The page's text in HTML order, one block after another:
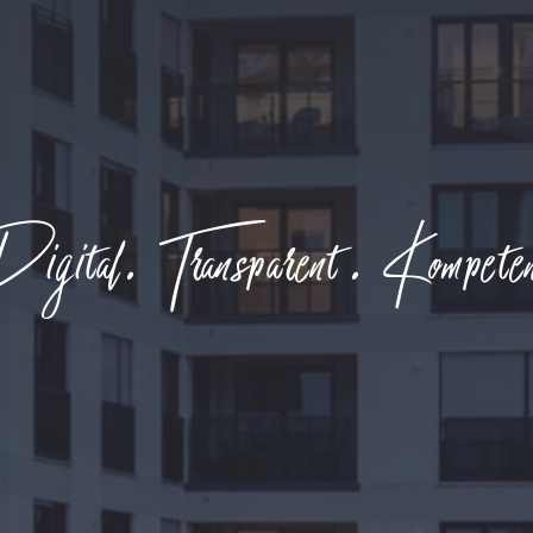
Transparent.